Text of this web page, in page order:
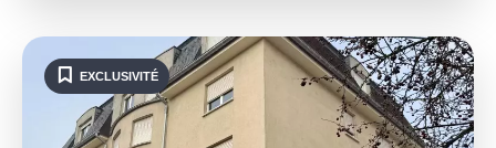
EXCLUSIVITÉ